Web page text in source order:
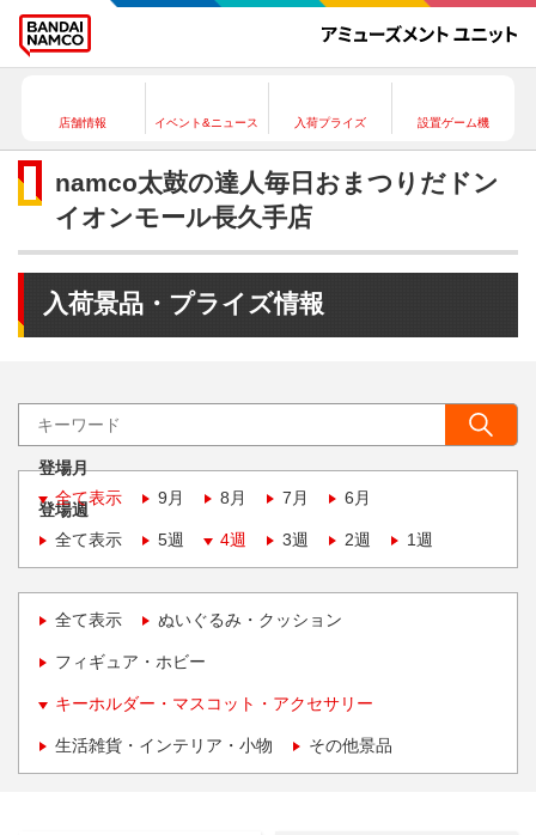
店舗情報 イベント&ニュース 入荷プライズ 設置ゲーム機
namco太鼓の達人毎日おまつりだドン
イオンモール長久手店
入荷景品・プライズ情報
登場月
全て表示
9月 8月 7月 6月
登場週
全て表示
5週 4週 3週 2週 1週
全て表示 ぬいぐるみ・クッション
フィギュア・ホビー
キーホルダー・マスコット・アクセサリー
生活雑貨・インテリア・小物 その他景品